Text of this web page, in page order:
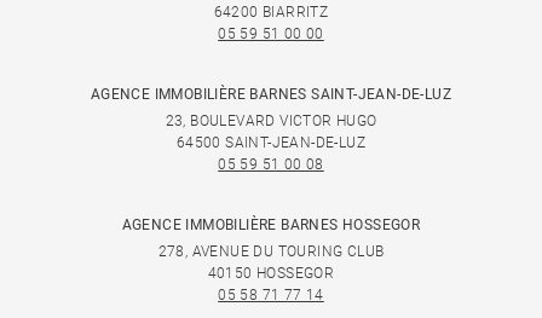
64200 BIARRITZ
05 59 51 00 00
AGENCE IMMOBILIÈRE BARNES SAINT-JEAN-DE-LUZ
23, BOULEVARD VICTOR HUGO
64500 SAINT-JEAN-DE-LUZ
05 59 51 00 08
AGENCE IMMOBILIÈRE BARNES HOSSEGOR
278, AVENUE DU TOURING CLUB
40150 HOSSEGOR
05 58 71 77 14